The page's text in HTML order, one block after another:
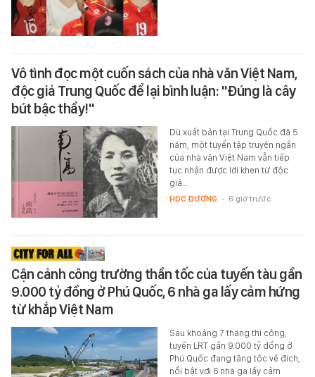
Vô tình đọc một cuốn sách của nhà văn Việt Nam,
độc giả Trung Quốc để lại bình luận: "Đúng là cây
bút bậc thầy!"
Dù xuất bản tại Trung Quốc đã 5
năm, một tuyển tập truyện ngắn
của nhà văn Việt Nam vẫn tiếp
tục nhận được lời khen từ độc
giả…
HỌC ĐƯỜNG - 6 giờ trước
Cận cảnh công trường thần tốc của tuyến tàu gần
9.000 tỷ đồng ở Phú Quốc, 6 nhà ga lấy cảm hứng
từ khắp Việt Nam
Sau khoảng 7 tháng thi công,
tuyến LRT gần 9.000 tỷ đồng ở
Phú Quốc đang tăng tốc về đích,
nổi bật với 6 nhà ga lấy cảm